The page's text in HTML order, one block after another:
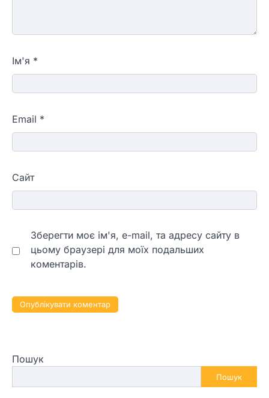
Ім'я *
Email *
Сайт
Зберегти моє ім'я, e-mail, та адресу сайту в
цьому браузері для моїх подальших
коментарів.
Пошук
Пошук